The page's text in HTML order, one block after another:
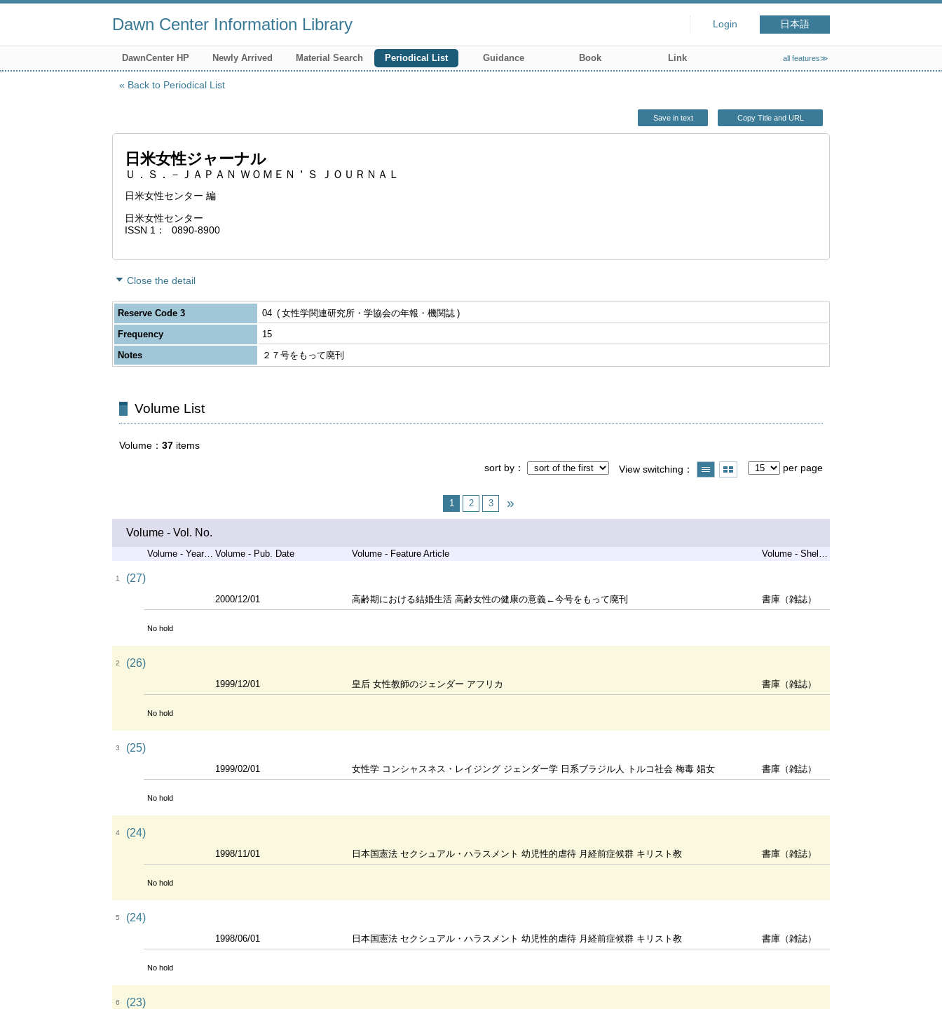
Dawn Center Information Library Login 日本語
DawnCenter HP Newly Arrived Material Search Periodical List Guidance Book Link all features≫
Back to Periodical List
Save in text Copy Title and URL
日米女性ジャーナル
Ｕ．Ｓ．－ＪＡＰＡＮ ＷＯＭＥＮ＇Ｓ ＪＯＵＲＮＡＬ
日米女性センター 編
日米女性センター
ISSN 1
0890-8900
Close the detail
Reserve Code 3 04
女性学関連研究所・学協会の年報・機関誌
Frequency
15
Notes
２７号をもって廃刊
Volume List
Volume 37 items
sort by
View switching per page
1 2 3
Volume - Vol. No.
Volume - Years of Serial Volume - Pub. Date Volume - Feature Article Volume - Shelf Code
1 (27)
2000/12/01 高齢期における結婚生活 高齢女性の健康の意義←今号をもって廃刊 書庫（雑誌）
No hold
2 (26)
1999/12/01 皇后 女性教師のジェンダー アフリカ 書庫（雑誌）
No hold
3 (25)
1999/02/01 女性学 コンシャスネス・レイジング ジェンダー学 日系ブラジル人 トルコ社会 梅毒 娼女 書庫（雑誌）
No hold
4 (24)
1998/11/01 日本国憲法 セクシュアル・ハラスメント 幼児性的虐待 月経前症候群 キリスト教 書庫（雑誌）
No hold
5 (24)
1998/06/01 日本国憲法 セクシュアル・ハラスメント 幼児性的虐待 月経前症候群 キリスト教 書庫（雑誌）
No hold
6 (23)